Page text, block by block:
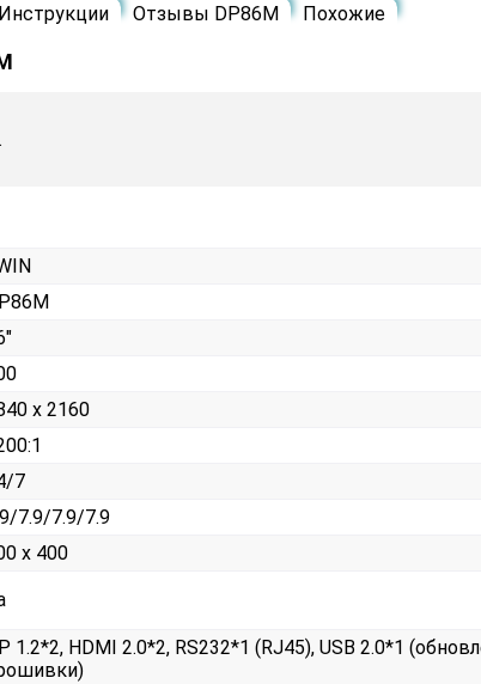
Инструкции Отзывы DP86M Похожие
x 2160
7
7.9/7.9/7.9
x 400
1.2*2, HDMI 2.0*2, RS232*1 (RJ45), USB 2.0*1